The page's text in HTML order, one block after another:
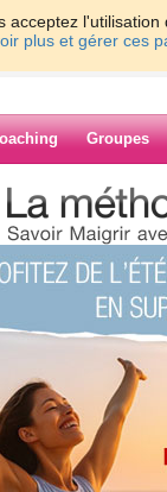
plus et gérer ces
Groupes
>
>
COLIER ..... ME
MES
BIEN
..... ME
à 12:18